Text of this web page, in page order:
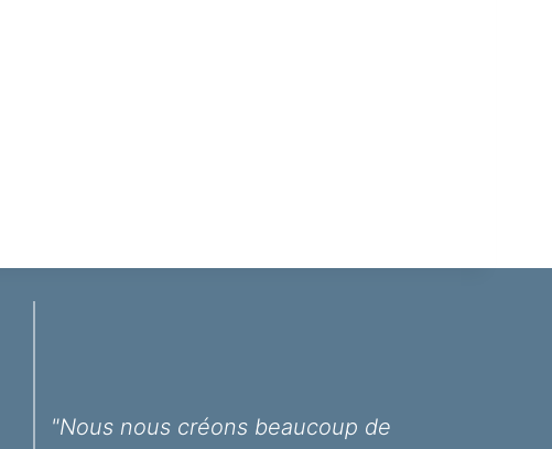
"Nous nous créons beaucoup de